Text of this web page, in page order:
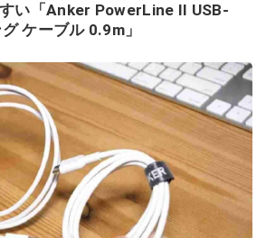
い「Anker PowerLine II USB-
ケーブル 0.9m」